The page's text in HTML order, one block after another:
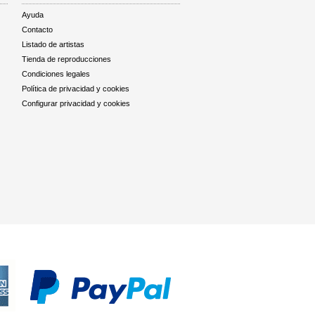
Ayuda
Contacto
Listado de artistas
Tienda de reproducciones
Condiciones legales
Política de privacidad y cookies
Configurar privacidad y cookies